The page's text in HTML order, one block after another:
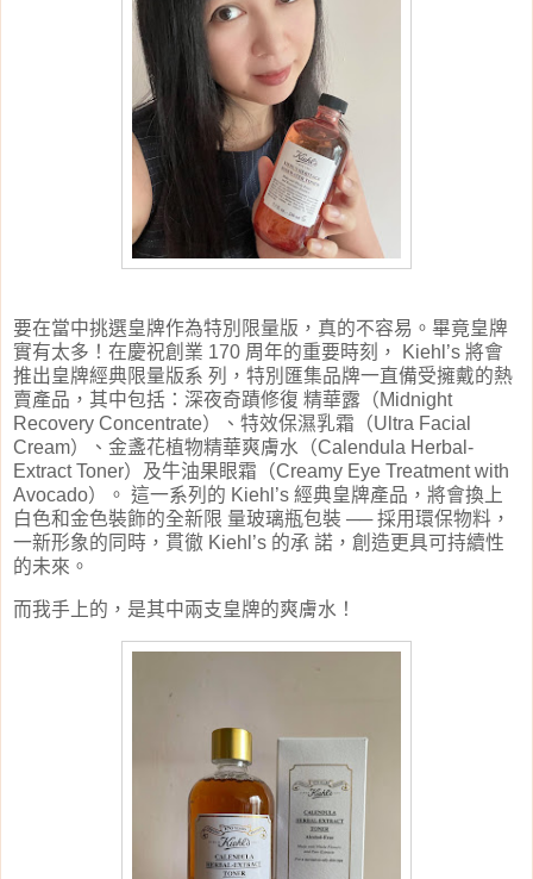
要在當中挑選皇牌作為特別限量版，真的不容易。畢竟皇牌
實有太多！ 在慶祝創業 170 周年的重要時刻， Kiehl’s 將會
推出皇牌經典限量版系 列，特別匯集品牌一直備受擁戴的熱
賣產品，其中包括：深夜奇蹟修復 精華露（Midnight
Recovery Concentrate）、特效保濕乳霜（Ultra Facial
Cream）、金盞花植物精華爽膚水（Calendula Herbal-
Extract Toner）及牛油果眼霜（Creamy Eye Treatment with
Avocado）。 這一系列的 Kiehl’s 經典皇牌產品，將會換上
白色和金色裝飾的全新限 量玻璃瓶包裝 ──採用環保物料，
一新形象的同時，貫徹 Kiehl’s 的承 諾，創造更具可持續性
的未來 。
而我手上的，是其中兩支皇牌的爽膚水！